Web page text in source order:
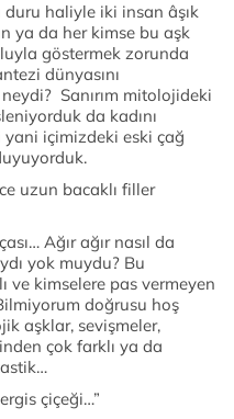
duru haliyle iki insan âşık
ya da her kimse bu aşk
göstermek zorunda
dünyasını
Sanırım mitolojideki
da kadını
içimizdeki eski çağ
uzun bacaklı filler
Ağır ağır nasıl da
yok muydu? Bu
ve kimselere pas vermeyen
doğrusu hoş
aşklar, sevişmeler,
çok farklı ya da
çiçeği…”